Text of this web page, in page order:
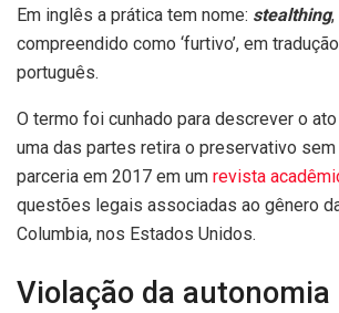
Em inglês a prática tem nome: stealthing
compreendido como ‘furtivo’, em
português.
O termo foi cunhado para descrever o
uma das partes retira o preservativo sem
parceria em 2017 em um revista
questões legais associadas ao gênero
Columbia, nos Estados Unidos.
Violação da autonomia